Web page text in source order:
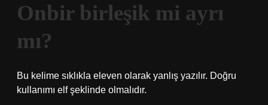
Onbir birleşik mi ayrı
mı?
Bu kelime sıklıkla eleven olarak yanlış yazılır. Doğru
kullanımı elf şeklinde olmalıdır.